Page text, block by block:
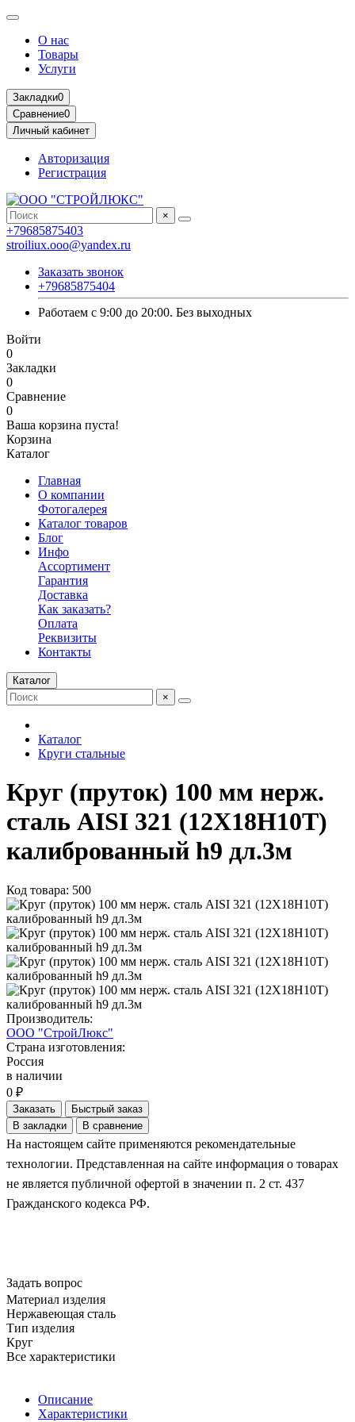
О нас
Товары
Услуги
Закладки0
Сравнение0
Личный кабинет
Авторизация
Регистрация
×
+79685875403
stroiliux.ooo@yandex.ru
Заказать звонок
+79685875404
Работаем с 9:00 до 20:00. Без выходных
Войти
0
Закладки
0
Сравнение
0
Ваша корзина пуста!
Корзина
Каталог
Главная
О компании
Фотогалерея
Каталог товаров
Блог
Инфо
Ассортимент
Гарантия
Доставка
Как заказать?
Оплата
Реквизиты
Контакты
Каталог
×
Каталог
Круги стальные
Круг (пруток) 100 мм нерж.
сталь AISI 321 (12Х18Н10Т)
калиброванный h9 дл.3м
Код товара: 500
Производитель:
ООО "СтройЛюкс"
Страна изготовления:
Россия
в наличии
0 ₽
Заказать
Быстрый заказ
В закладки
В сравнение
На настоящем сайте применяются рекомендательные
технологии. Представленная на сайте информация о товарах
не является публичной офертой в значении п. 2 ст. 437
Гражданского кодекса РФ.
Задать вопрос
Материал изделия
Нержавеющая сталь
Тип изделия
Круг
Все характеристики
Описание
Характеристики